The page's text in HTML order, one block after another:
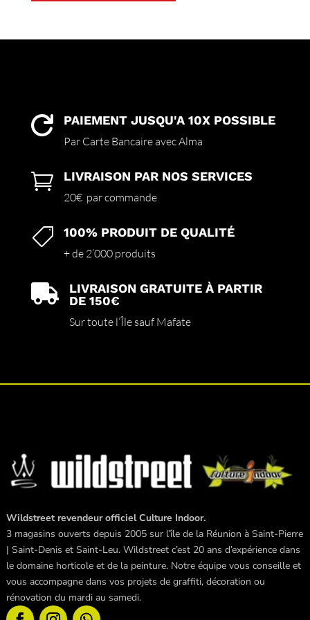
a
choisies
la
du
 PAIEMENT JUSQU'A 10X POSSIBLE
Par Carte Bancaire avec Alma
 LIVRAISON PAR NOS SERVICES
20€ par commande
 100% PRODUIT DE QUALITÉ
+ de 2’000 produits

LIVRAISON GRATUITE À PARTIR
DE 150€
Sur toute l’Île sauf Mafate
Wildstreet revendeur officiel Culture Indoor.
3 magasins ouverts depuis 2005 sur l’île de la Réunion à Saint-Pierre
| Saint-Denis et Saint-Leu. Wildstreet c’est 20 ans d’expérience dans
le domaine horticole et de la peinture. Notre équipe vous conseille et
vous accompagne dans vos projets de graffiti, décoration ou
rénovation du mardi au samedi.